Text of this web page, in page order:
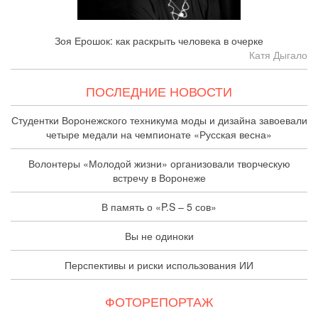
Зоя Ерошок: как раскрыть человека в очерке
Катя Дыгало
ПОСЛЕДНИЕ НОВОСТИ
Студентки Воронежского техникума моды и дизайна завоевали
четыре медали на чемпионате «Русская весна»
Волонтеры «Молодой жизни» организовали творческую
встречу в Воронеже
В память о «P.S – 5 сов»
Вы не одиноки
Перспективы и риски использования ИИ
ФОТОРЕПОРТАЖ